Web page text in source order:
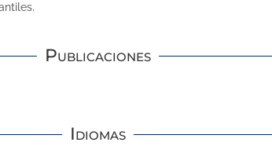
Publicaciones
Idiomas